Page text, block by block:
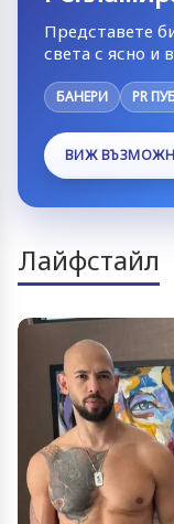
Представете
света с ясно и
БАНЕРИ PR
ВИЖ
Лайфстайл